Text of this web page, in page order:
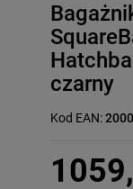
czarny
Kod EAN: